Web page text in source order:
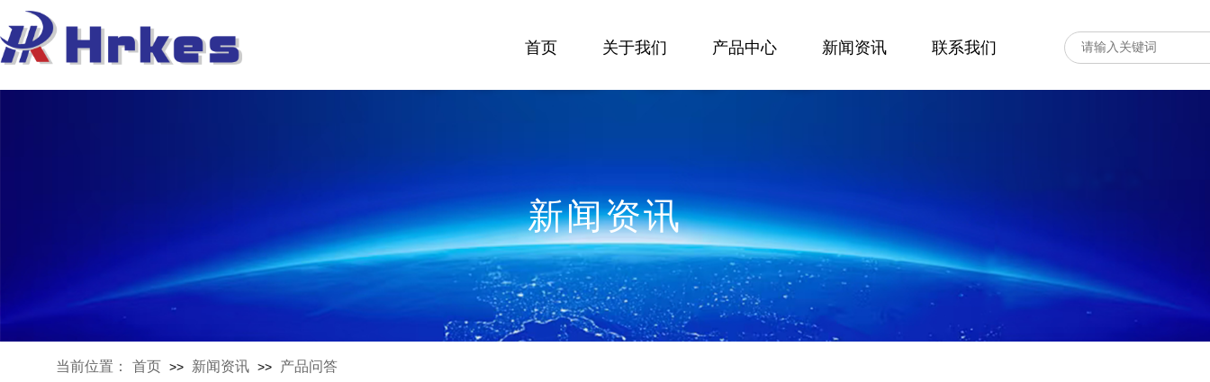
首页 关于我们 产品中心 新闻资讯 联系我们
新闻资讯
当前位置： 首页 >> 新闻资讯 >> 产品问答